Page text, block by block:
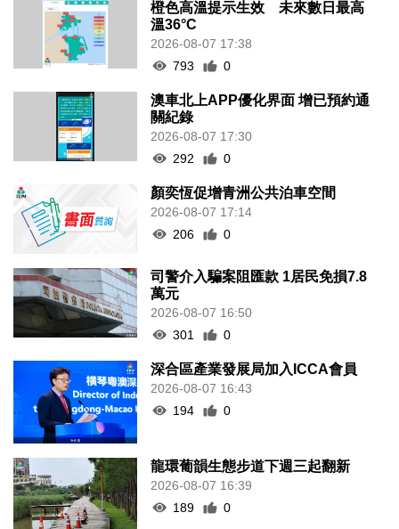
橙色高溫提示生效 未來數日最高
溫36°C
2026-08-07 17:38
793
0
澳車北上APP優化界面 增已預約通
關紀錄
2026-08-07 17:30
292
0
顏奕恆促增青洲公共泊車空間
2026-08-07 17:14
206
0
司警介入騙案阻匯款 1居民免損7.8
萬元
2026-08-07 16:50
301
0
深合區產業發展局加入ICCA會員
2026-08-07 16:43
194
0
龍環葡韻生態步道下週三起翻新
2026-08-07 16:39
189
0